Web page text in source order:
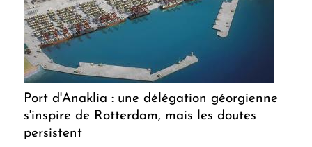
Port d'Anaklia : une délégation géorgienne
s'inspire de Rotterdam, mais les doutes
persistent